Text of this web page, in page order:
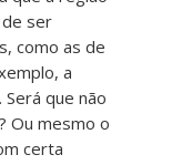
ser
como as de
a
que não
Ou mesmo o
certa